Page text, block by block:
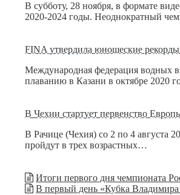
В субботу, 28 ноября, в формате
2020-2024 годы. Неоднократный
FINA утвердила юношеские
Международная федерация водных
плаванию в Казани в октябре
В Чехии стартует первенство
В Рачице (Чехия) со 2 по 4 августа
пройдут в трех возрастных…
Итоги первого дня чемпионата
В первый день «Кубка